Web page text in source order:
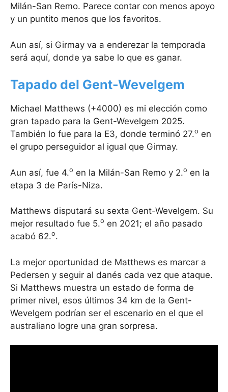
Milán-San Remo. Parece contar con menos apoyo
y un puntito menos que los favoritos.
Aun así, si Girmay va a enderezar la temporada
será aquí, donde ya sabe lo que es ganar.
Tapado del Gent-Wevelgem
Michael Matthews (+4000) es mi elección como
gran tapado para la Gent-Wevelgem 2025.
También lo fue para la E3, donde terminó 27.o en
el grupo perseguidor al igual que Girmay.
Aun así, fue 4.o en la Milán-San Remo y 2.o en la
etapa 3 de París-Niza.
Matthews disputará su sexta Gent-Wevelgem. Su
mejor resultado fue 5.o en 2021; el año pasado
acabó 62.o.
La mejor oportunidad de Matthews es marcar a
Pedersen y seguir al danés cada vez que ataque.
Si Matthews muestra un estado de forma de
primer nivel, esos últimos 34 km de la Gent-
Wevelgem podrían ser el escenario en el que el
australiano logre una gran sorpresa.